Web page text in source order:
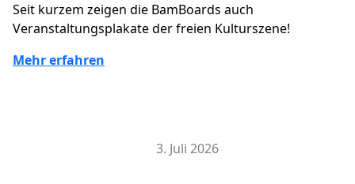
Seit kurzem zeigen die BamBoards auch
Veranstaltungsplakate der freien Kulturszene!
Mehr erfahren
3. Juli 2026